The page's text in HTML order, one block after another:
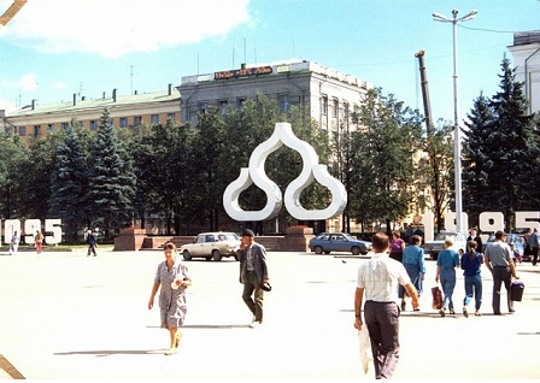
Перейти к основному содержанию